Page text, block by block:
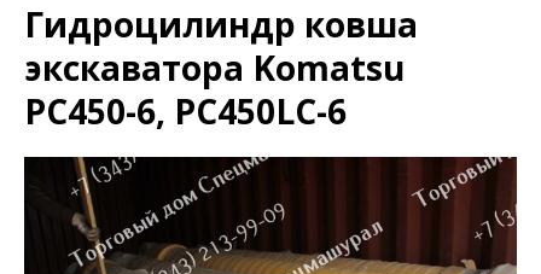
Гидроцилиндр ковша
экскаватора Komatsu
PC450-6, PC450LC-6